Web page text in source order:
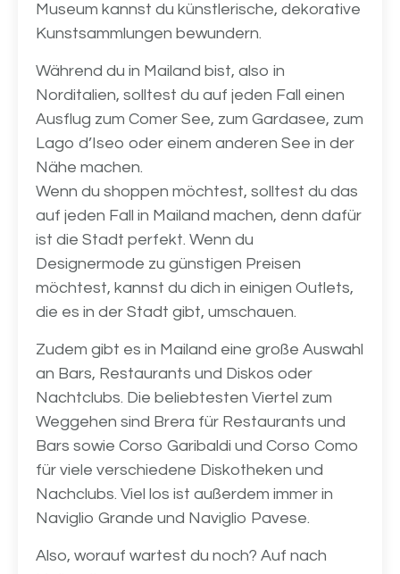
Museum kannst du künstlerische, dekorative
Kunstsammlungen bewundern.
Während du in Mailand bist, also in
Norditalien, solltest du auf jeden Fall einen
Ausflug zum Comer See, zum Gardasee, zum
Lago d’Iseo oder einem anderen See in der
Nähe machen.
Wenn du shoppen möchtest, solltest du das
auf jeden Fall in Mailand machen, denn dafür
ist die Stadt perfekt. Wenn du
Designermode zu günstigen Preisen
möchtest, kannst du dich in einigen Outlets,
die es in der Stadt gibt, umschauen.
Zudem gibt es in Mailand eine große Auswahl
an Bars, Restaurants und Diskos oder
Nachtclubs. Die beliebtesten Viertel zum
Weggehen sind Brera für Restaurants und
Bars sowie Corso Garibaldi und Corso Como
für viele verschiedene Diskotheken und
Nachclubs. Viel los ist außerdem immer in
Naviglio Grande und Naviglio Pavese.
Also, worauf wartest du noch? Auf nach